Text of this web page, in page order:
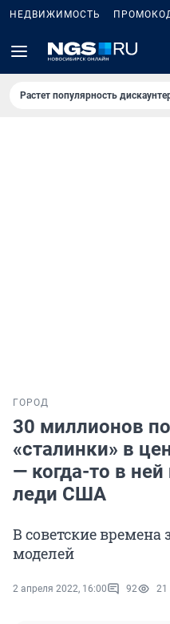
НЕДВИЖИМОСТЬ
Растет популярность
ГОРОД
30 миллионов
«сталинки» в
— когда-то в
леди США
В советские
моделей
2 апреля 2022, 16:00 92 21